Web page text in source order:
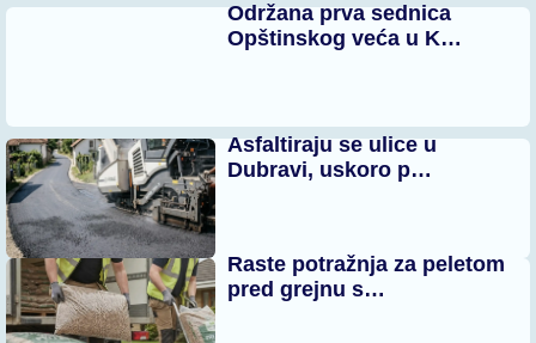
Održana prva sednica
Opštinskog veća u K…
Asfaltiraju se ulice u
Dubravi, uskoro p…
Raste potražnja za peletom
pred grejnu s…